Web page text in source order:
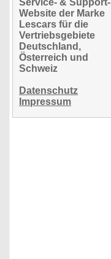
Service- & Support-
Website der Marke
Lescars für die
Vertriebsgebiete
Deutschland,
Österreich und
Schweiz
Datenschutz
Impressum